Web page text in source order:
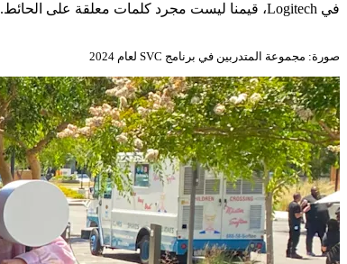
في Logitech، قيمنا ليست مجرد كلمات معلقة على الحائط. بل جزء أساسي من هويتنا. قيم نطبقها ونقر بها في أفعالنا كل يوم.
صورة: مجموعة المتدربين في برنامج SVC لعام 2024